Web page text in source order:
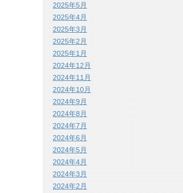
2025年5月
2025年4月
2025年3月
2025年2月
2025年1月
2024年12月
2024年11月
2024年10月
2024年9月
2024年8月
2024年7月
2024年6月
2024年5月
2024年4月
2024年3月
2024年2月